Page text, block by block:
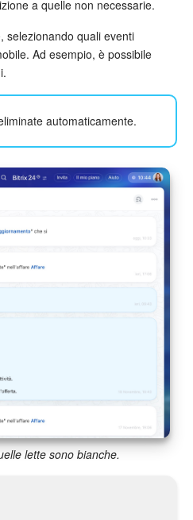
a quelle non necessarie.
selezionando quali eventi
Ad esempio, è possibile
automaticamente.
lette sono bianche.